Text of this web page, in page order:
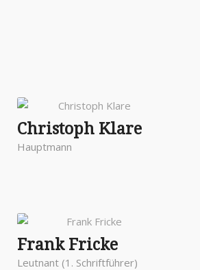
Christoph Klare
Hauptmann
Frank Fricke
Leutnant (1. Schriftführer)